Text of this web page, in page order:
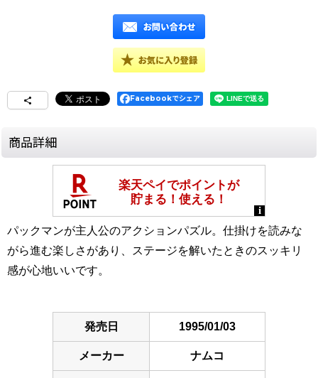
Facebookでシェア
商品詳細
パックマンが主人公のアクションパズル。仕掛けを読みな
がら進む楽しさがあり、ステージを解いたときのスッキリ
感が心地いいです。
発売日 1995/01/03
メーカー ナムコ